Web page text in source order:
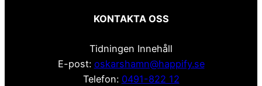
KONTAKTA OSS
Tidningen Innehåll
E-post: oskarshamn@happify.se
Telefon: 0491-822 12